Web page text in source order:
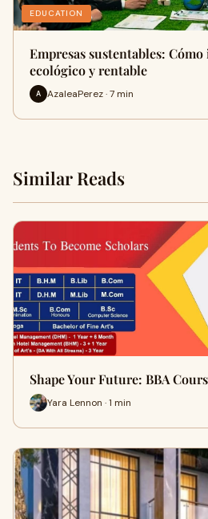
EDUCATION
Empresas sustentables:
ecológico y rentable
A AzaleaPerez · 7 min
Similar Reads
Shape Your Future: BBA
Yara Lennon · 1 min